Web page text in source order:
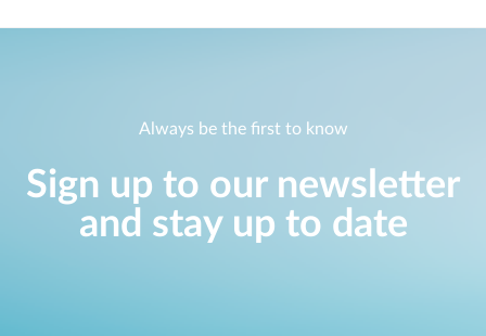
Always be the first to know
Sign up to our newsletter
and stay up to date